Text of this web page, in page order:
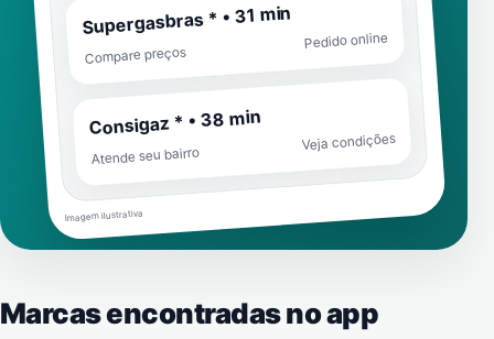
Supergasbras * • 31 min
Compare preços
Pedido online
Consigaz * • 38 min
Atende seu bairro
Veja condições
Imagem ilustrativa
Marcas encontradas no app